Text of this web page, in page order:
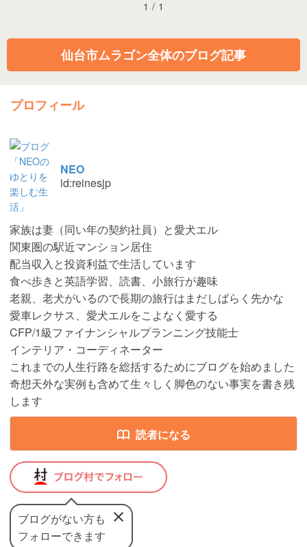
1 / 1
仙台市ムラゴン全体のブログ記事
プロフィール
NEO
id:reinesjp
家族は妻（同い年の契約社員）と愛犬エル
関東圏の駅近マンション居住
配当収入と投資利益で生活しています
食べ歩きと英語学習、読書、小旅行が趣味
老親、老犬がいるので長期の旅行はまだしばらく先かな
愛車レクサス、愛犬エルをこよなく愛する
CFP/1級ファイナンシャルプランニング技能士
インテリア・コーディネーター
これまでの人生行路を総括するためにブログを始めました
奇想天外な実例も含めて生々しく脚色のない事実を書き残
します
読者になる
ブログがない方も
フォローできます